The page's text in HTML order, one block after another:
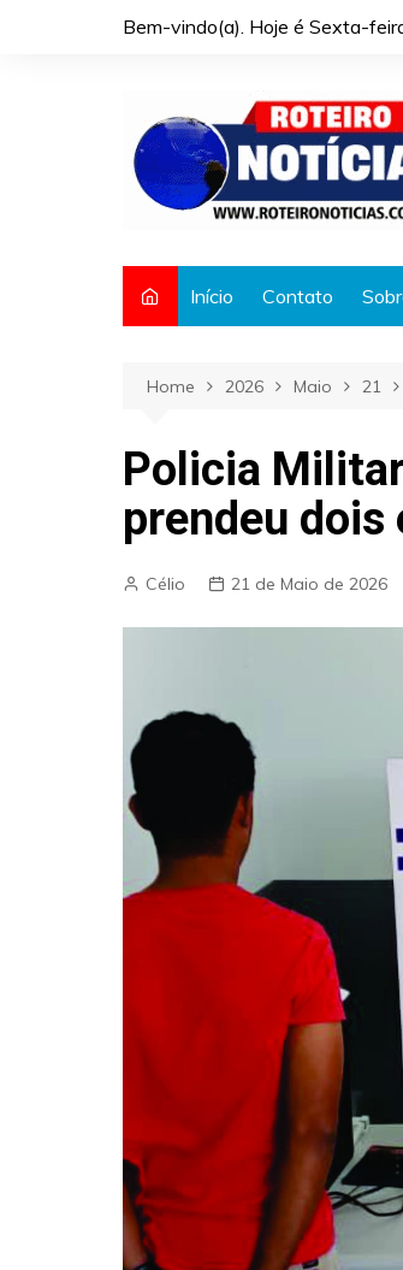
Bem-vindo(a). Hoje é Sexta-
Início Contato
Home 2026 Maio 21
Policia
prendeu
Célio 21 de Maio de 2026